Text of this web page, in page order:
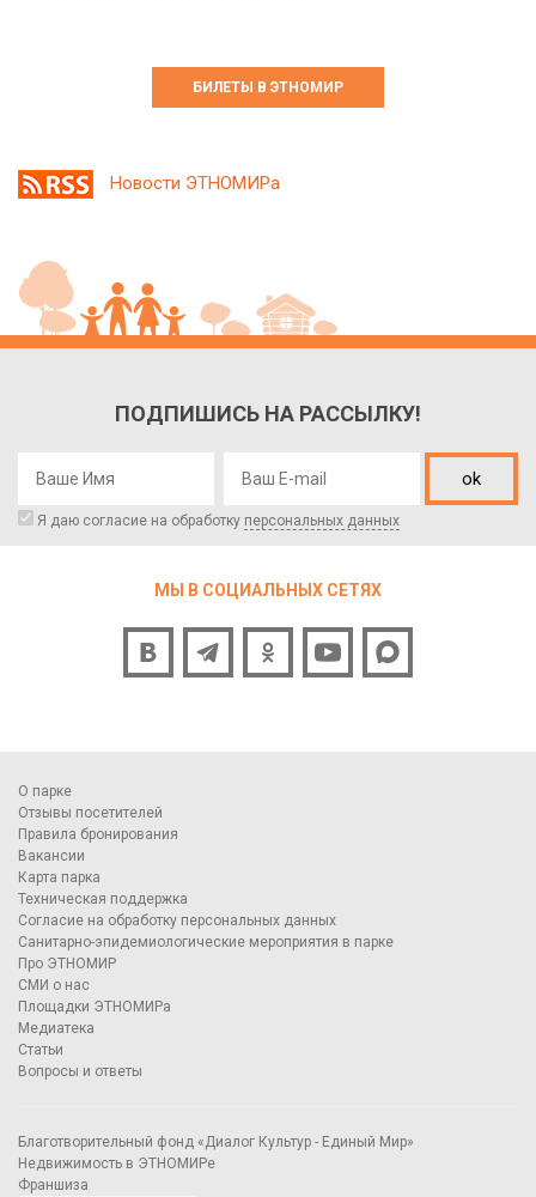
БИЛЕТЫ В ЭТНОМИР
Новости ЭТНОМИРа
ПОДПИШИСЬ НА РАССЫЛКУ!
ok
Я даю согласие на обработку персональных данных
МЫ В СОЦИАЛЬНЫХ СЕТЯХ
О парке
Отзывы посетителей
Правила бронирования
Вакансии
Карта парка
Техническая поддержка
Согласие на обработку персональных данных
Санитарно-эпидемиологические мероприятия в парке
Про ЭТНОМИР
СМИ о нас
Площадки ЭТНОМИРа
Медиатека
Статьи
Вопросы и ответы
Благотворительный фонд «Диалог Культур - Единый Мир»
Недвижимость в ЭТНОМИРе
Франшиза